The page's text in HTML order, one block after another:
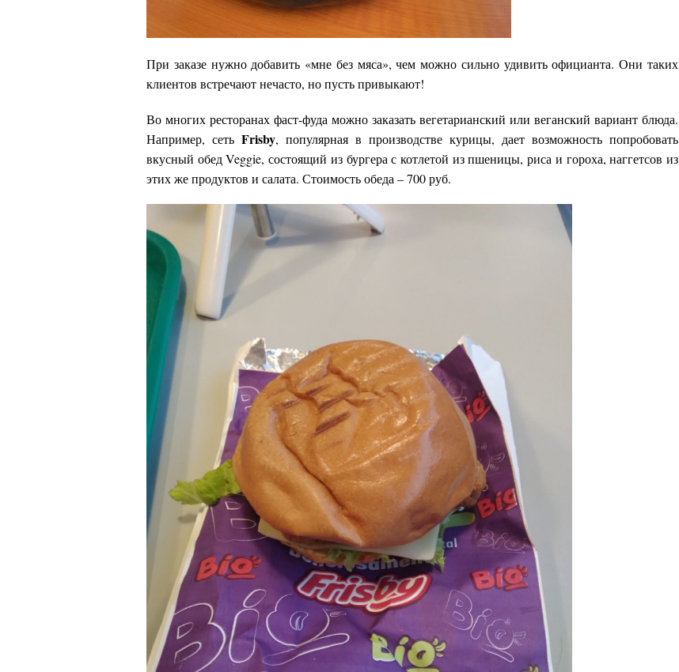
При заказе нужно добавить «мне без мяса», чем можно сильно удивить официанта. Они таких
клиентов встречают нечасто, но пусть привыкают!
Во многих ресторанах фаст-фуда можно заказать вегетарианский или веганский вариант блюда.
Например, сеть Frisby, популярная в производстве курицы, дает возможность попробовать
вкусный обед Veggie, состоящий из бургера с котлетой из пшеницы, риса и гороха, наггетсов из
этих же продуктов и салата. Стоимость обеда – 700 руб.